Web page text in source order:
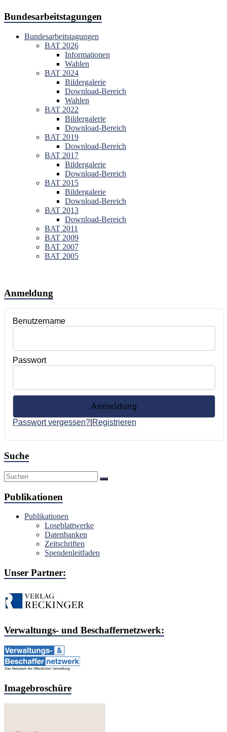
Bundesarbeitstagungen
Bundesarbeitstagungen
BAT 2026
Informationen
Wahlen
BAT 2024
Bildergalerie
Download-Bereich
Wahlen
BAT 2022
Bildergalerie
Download-Bereich
BAT 2019
Download-Bereich
BAT 2017
Bildergalerie
Download-Bereich
BAT 2015
Bildergalerie
Download-Bereich
BAT 2013
Download-Bereich
BAT 2011
BAT 2009
BAT 2007
BAT 2005
Anmeldung
Benutzername
Passwort
Passwort vergessen? Registrieren
Suche
Publikationen
Publikationen
Loseblattwerke
Datenbanken
Zeitschriften
Spendenleitfaden
Unser Partner:
Verwaltungs- und Beschaffernetzwerk:
Imagebroschüre